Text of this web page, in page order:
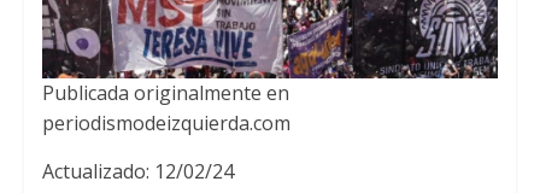
Publicada originalmente en
periodismodeizquierda.com
Actualizado: 12/02/24